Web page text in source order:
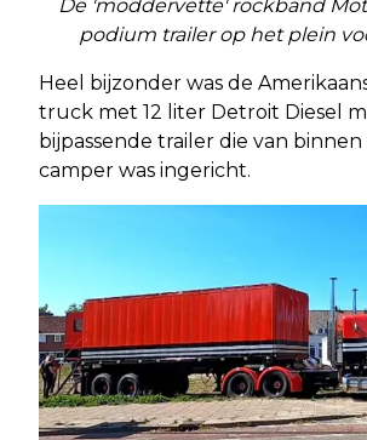
De 'moddervette' rockband
podium trailer op het plein
Heel bijzonder was de
truck met 12 liter Detroit Diesel
bijpassende trailer die van binnen
camper was ingericht.